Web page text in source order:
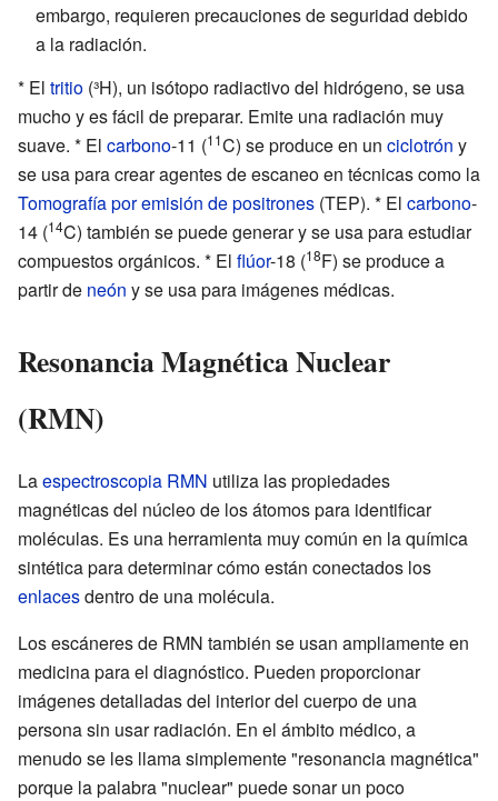
embargo, requieren precauciones de seguridad debido
a la radiación.
* El tritio (³H), un isótopo radiactivo del hidrógeno, se usa
mucho y es fácil de preparar. Emite una radiación muy
suave. * El carbono-11 (11C) se produce en un ciclotrón y
se usa para crear agentes de escaneo en técnicas como la
Tomografía por emisión de positrones (TEP). * El carbono-
14 (14C) también se puede generar y se usa para estudiar
compuestos orgánicos. * El flúor-18 (18F) se produce a
partir de neón y se usa para imágenes médicas.
Resonancia Magnética Nuclear
(RMN)
Laespectroscopia RMN utiliza las propiedades
magnéticas del núcleo de los átomos para identificar
moléculas. Es una herramienta muy común en la química
sintética para determinar cómo están conectados los
enlacesdentro de una molécula.
Los escáneres de RMN también se usan ampliamente en
medicina para el diagnóstico. Pueden proporcionar
imágenes detalladas del interior del cuerpo de una
persona sin usar radiación. En el ámbito médico, a
menudo se les llama simplemente "resonancia magnética"
porque la palabra "nuclear" puede sonar un poco